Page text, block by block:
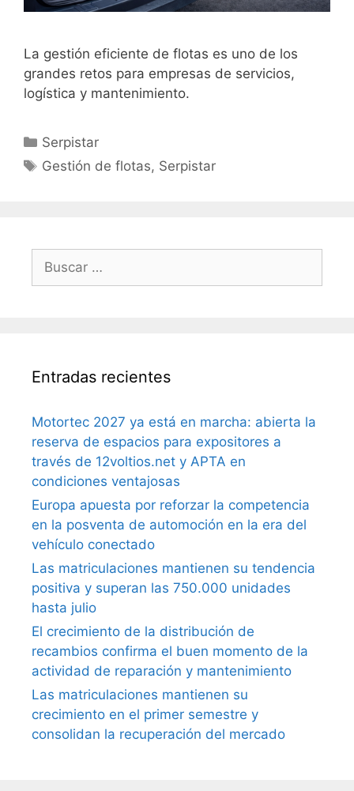
La gestión eficiente de flotas es uno de los
grandes retos para empresas de servicios,
logística y mantenimiento.
Serpistar
Gestión de flotas, Serpistar
Entradas recientes
Motortec 2027 ya está en marcha: abierta la
reserva de espacios para expositores a
través de 12voltios.net y APTA en
condiciones ventajosas
Europa apuesta por reforzar la competencia
en la posventa de automoción en la era del
vehículo conectado
Las matriculaciones mantienen su tendencia
positiva y superan las 750.000 unidades
hasta julio
El crecimiento de la distribución de
recambios confirma el buen momento de la
actividad de reparación y mantenimiento
Las matriculaciones mantienen su
crecimiento en el primer semestre y
consolidan la recuperación del mercado